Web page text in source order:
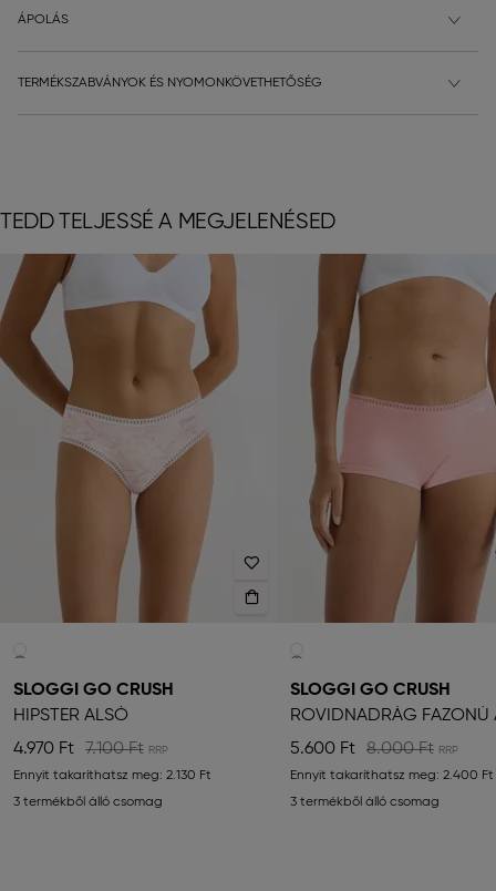
ÁPOLÁS
TERMÉKSZABVÁNYOK ÉS NYOMONKÖVETHETŐSÉG
TEDD TELJESSÉ A MEGJELENÉSED
SLOGGI GO CRUSH
HIPSTER ALSÓ
4.970 Ft
7.100 Ft
Ennyit takaríthatsz meg: 2.130 Ft
3 termékből álló csomag
SLOGGI GO CRUSH
RÖVIDNADRÁG FAZONÚ
5.600 Ft
8.000 Ft
Ennyit takaríthatsz meg: 2.400 Ft
3 termékből álló csomag